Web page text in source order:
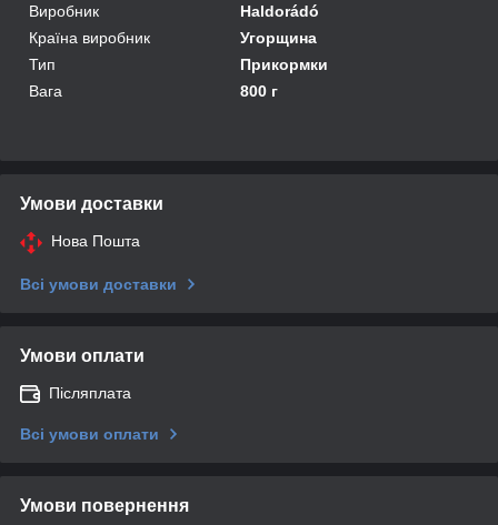
Виробник
Haldorádó
Країна виробник
Угорщина
Тип
Прикормки
Вага
800 г
Умови доставки
Нова Пошта
Всі умови доставки
Умови оплати
Післяплата
Всі умови оплати
Умови повернення